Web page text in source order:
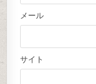
メール
サイト